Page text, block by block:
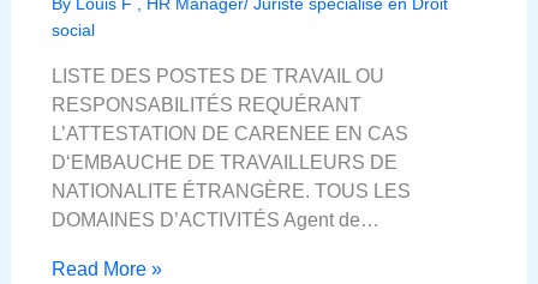
social
LISTE DES POSTES DE TRAVAIL OU
RESPONSABILITÉS REQUÉRANT
L’ATTESTATION DE CARENEE EN CAS
D‘EMBAUCHE DE TRAVAILLEURS DE
NATIONALITE ÉTRANGÈRE. TOUS LES
DOMAINES D’ACTIVITÉS Agent de…
Read More »